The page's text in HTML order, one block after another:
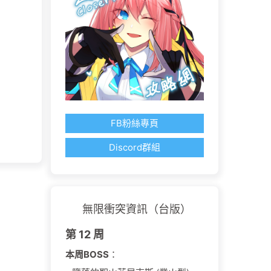
FB粉絲專頁
Discord群組
無限衝突資訊（台版）
第 12 周
本周BOSS：